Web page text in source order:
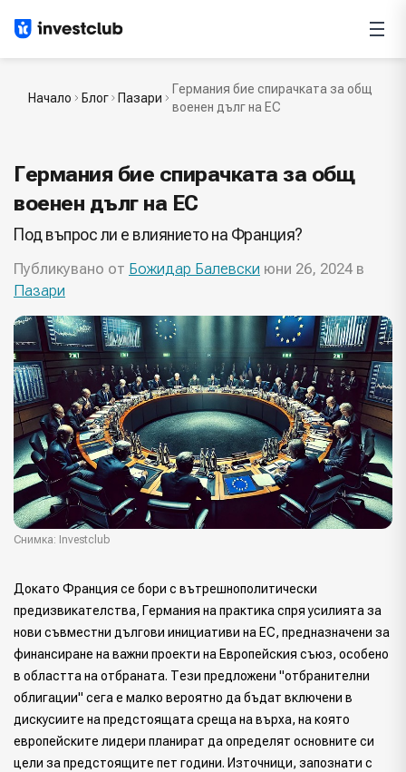
Начало Блог Пазари
Германия бие спирачката за общ
военен дълг на ЕС
Германия бие спирачката за общ
военен дълг на ЕС
Под въпрос ли е влиянието на Франция?
Публикувано от Божидар Балевски юни 26, 2024 в
Пазари
Снимка: Investclub
Докато Франция се бори с вътрешнополитически
предизвикателства, Германия на практика спря усилията за
нови съвместни дългови инициативи на ЕС, предназначени за
финансиране на важни проекти на Европейския съюз, особено
в областта на отбраната. Тези предложени "отбранителни
облигации" сега е малко вероятно да бъдат включени в
дискусиите на предстоящата среща на върха, на която
европейските лидери планират да определят основните си
цели за предстоящите пет години. Източници, запознати с